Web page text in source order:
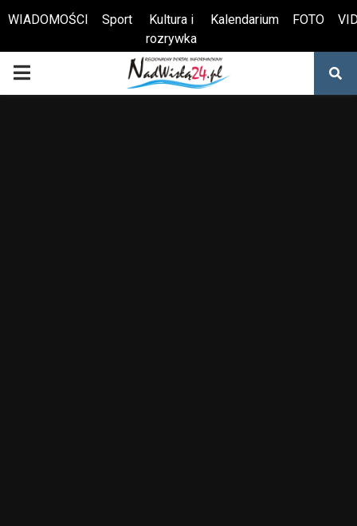
Otwórz pasek narzędzi
WIADOMOŚCI Sport
Kultura i
rozrywka
Kalendarium FOTO
PRIMARY